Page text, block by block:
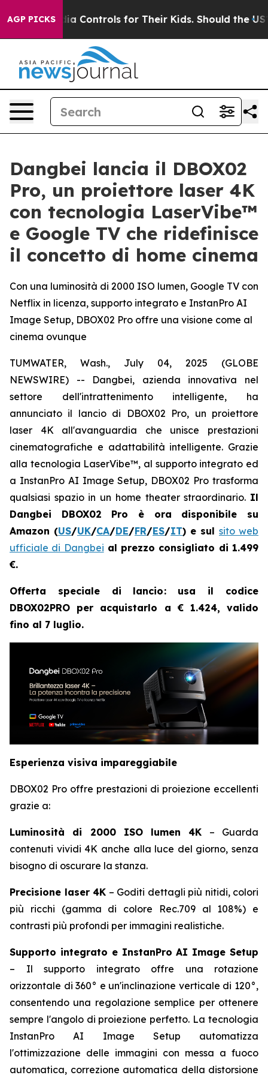
AGP PICKS
Media Controls for Their Kids. Should the US?
Dangbei lancia il DBOX02
Pro, un proiettore laser 4K
con tecnologia LaserVibe™
e Google TV che ridefinisce
il concetto di home cinema
Con una luminosità di 2000 ISO lumen, Google TV con
Netflix in licenza, supporto integrato e InstanPro AI
Image Setup, DBOX02 Pro offre una visione come al
cinema ovunque
TUMWATER, Wash., July 04, 2025 (GLOBE
NEWSWIRE) -- Dangbei, azienda innovativa nel
settore dell'intrattenimento intelligente, ha
annunciato il lancio di DBOX02 Pro, un proiettore
laser 4K all'avanguardia che unisce prestazioni
cinematografiche e adattabilità intelligente. Grazie
alla tecnologia LaserVibe™, al supporto integrato ed
a InstanPro AI Image Setup, DBOX02 Pro trasforma
qualsiasi spazio in un home theater straordinario. Il
Dangbei DBOX02 Pro è ora disponibile su
Amazon (US/UK/CA/DE/FR/ES/IT) e sul sito web
ufficiale di Dangbei al prezzo consigliato di 1.499
€.
Offerta speciale di lancio: usa il codice
DBOX02PRO per acquistarlo a € 1.424, valido
fino al 7 luglio.
Esperienza visiva impareggiabile
DBOX02 Pro offre prestazioni di proiezione eccellenti
grazie a:
Luminosità di 2000 ISO lumen 4K – Guarda
contenuti vividi 4K anche alla luce del giorno, senza
bisogno di oscurare la stanza.
Precisione laser 4K – Goditi dettagli più nitidi, colori
più ricchi (gamma di colore Rec.709 al 108%) e
contrasti più profondi per immagini realistiche.
Supporto integrato e InstanPro AI Image Setup
– Il supporto integrato offre una rotazione
orizzontale di 360° e un'inclinazione verticale di 120°,
consentendo una regolazione semplice per ottenere
sempre l'angolo di proiezione perfetto. La tecnologia
InstanPro AI Image Setup automatizza
l'ottimizzazione delle immagini con messa a fuoco
automatica, correzione automatica della distorsione